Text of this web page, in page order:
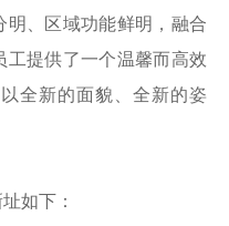
明、区域功能鲜明，融合
工提供了一个温馨而高效
全新的面貌、全新的姿
如下：